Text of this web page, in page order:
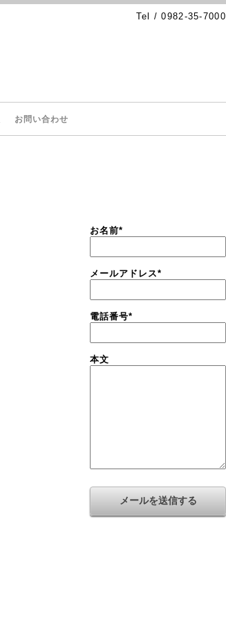
Tel / 0982-35-7000
お問い合わせ
お名前*
メールアドレス*
電話番号*
本文